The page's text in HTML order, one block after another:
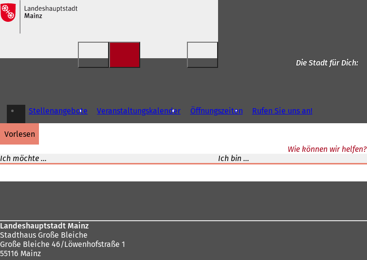
Inhalt anspringen
Die Stadt für Dich
Stellenangebote Veranstaltungskalender Öffnungszeiten Rufen Sie uns an!
vorlesen
Wie können wir helfen?
Ich möchte ...
Ich bin ...
Landeshauptstadt Mainz
Stadthaus Große Bleiche
Große Bleiche 46/Löwenhofstraße 1
55116 Mainz